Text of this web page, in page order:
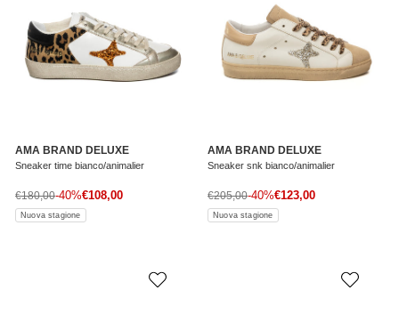
AMA BRAND DELUXE
Sneaker time bianco/animalier
Prezzo di vendita
€108,00
Prezzo normale
€180,00-40%
Nuova stagione
AMA BRAND DELUXE
Sneaker snk bianco/animalier
Prezzo di vendita
€123,00
Prezzo normale
€205,00-40%
Nuova stagione